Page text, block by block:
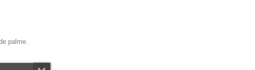
palme.